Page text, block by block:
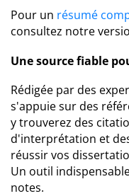
Pour un résumé
consultez notre
Une source fiable
Rédigée par des
s'appuie sur des
y trouverez des
d'interprétation et
réussir vos
Un outil
notes.